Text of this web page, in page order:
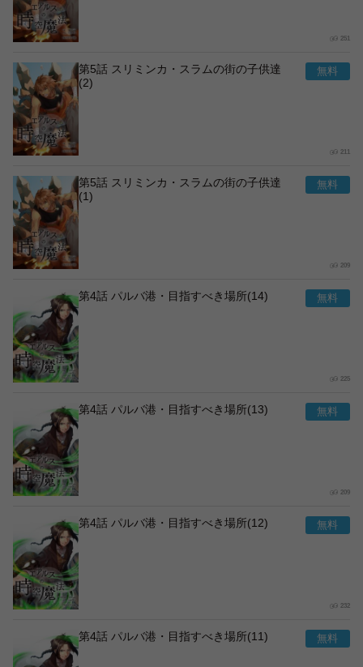
251
第5話 スリミンカ・スラムの街の子供達
(2)
211
第5話 スリミンカ・スラムの街の子供達
(1)
209
第4話 パルバ港・目指すべき場所(14)
225
第4話 パルバ港・目指すべき場所(13)
209
第4話 パルバ港・目指すべき場所(12)
232
第4話 パルバ港・目指すべき場所(11)